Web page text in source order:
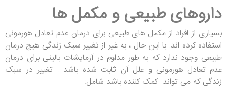
داروهای طبیعی و مکمل ها
بسیاری از افراد از مکمل های طبیعی برای درمان عدم تعادل هورمونی
استفاده کرده اند. با این حال ، به غیر از تغییر سبک زندگی هیچ درمان
طبیعی وجود ندارد که به طور مداوم در آزمایشات بالینی برای درمان
عدم تعادل هورمونی و علل آن ثابت شده باشد . تغییر در سبک
زندگی که می تواند کمک کننده باشد شامل: